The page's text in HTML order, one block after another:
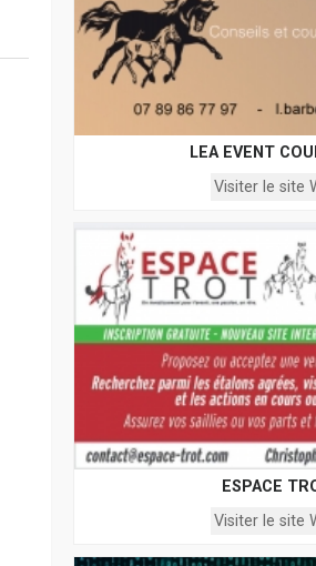
LEA EVENT
Visiter le site
ESPACE
Visiter le site